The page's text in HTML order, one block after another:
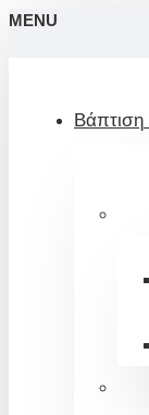
MENU
Βάπτιση